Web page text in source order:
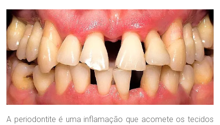
O
d
o
n
t
o
l
ó
g
i
c
a
A periodontite é uma inflamação que acomete os tecidos